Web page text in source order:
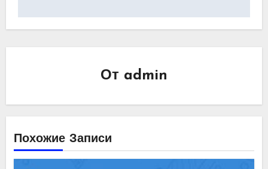
От admin
Похожие Записи